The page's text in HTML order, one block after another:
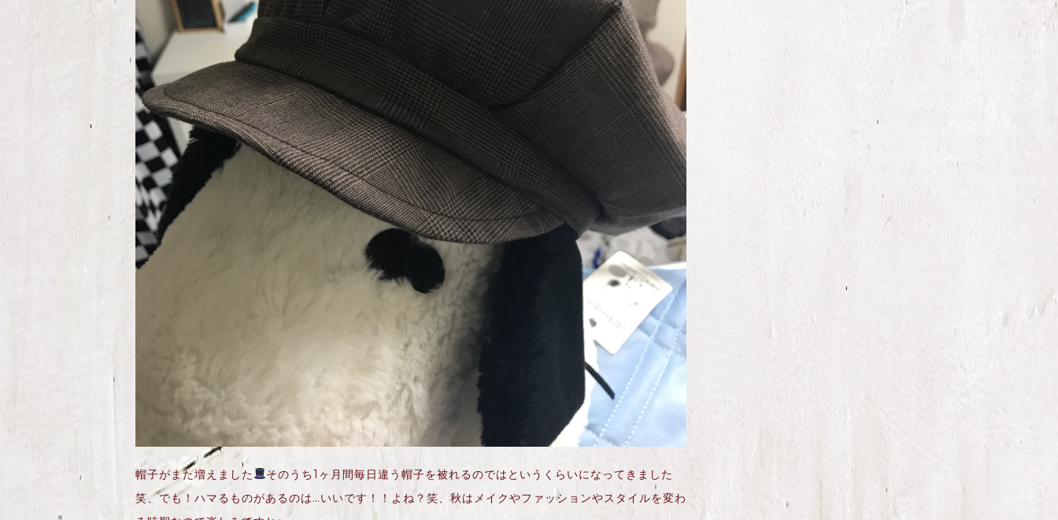
帽子がまた増えました
そのうち1ヶ月間毎日違う帽子を被れるのではというくらいになってきました
笑、でも！ハマるものがあるのは…いいです！！よね？笑、秋はメイクやファッションやスタイルを変わ